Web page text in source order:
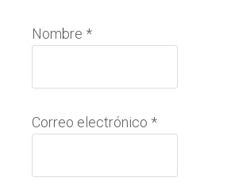
Nombre *
Correo electrónico *